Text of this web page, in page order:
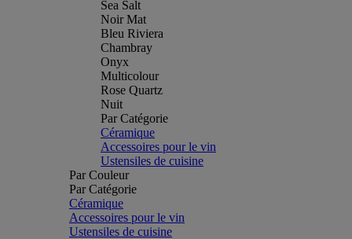
Sea Salt
Noir Mat
Bleu Riviera
Chambray
Onyx
Multicolour
Rose Quartz
Nuit
Par Catégorie
Céramique
Accessoires pour le vin
Ustensiles de cuisine
Par Couleur
Par Catégorie
Céramique
Accessoires pour le vin
Ustensiles de cuisine